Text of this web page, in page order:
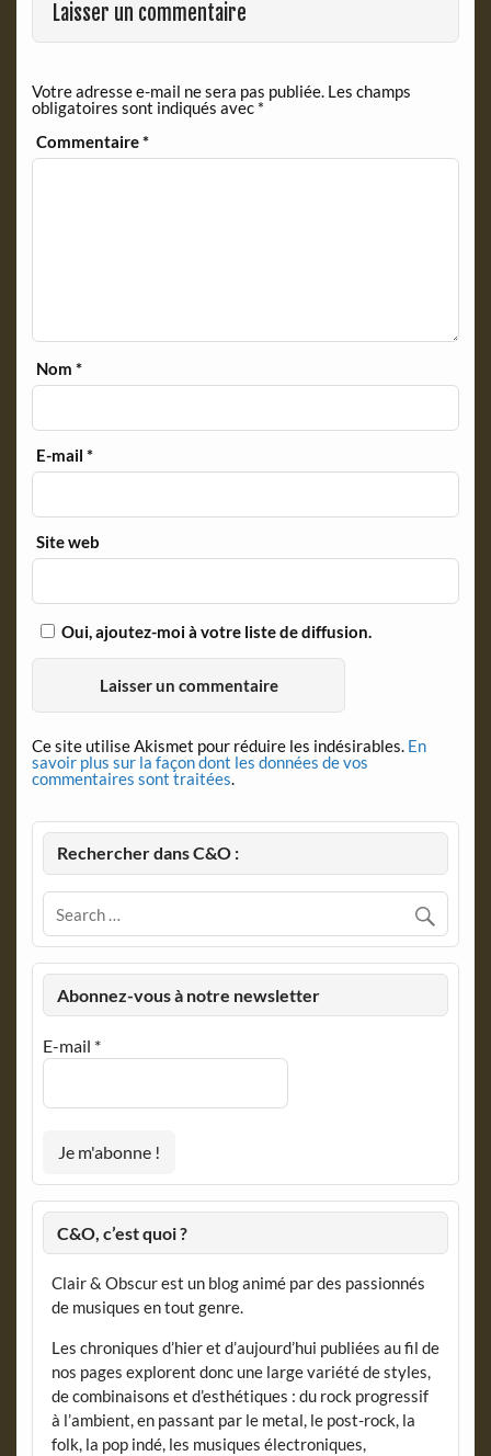
o
k
r
e
d
l
y
Laisser un commentaire
Votre adresse e-mail ne sera pas publiée. Les champs
obligatoires sont indiqués avec *
Commentaire*
Nom*
E-mail*
Site web
Oui, ajoutez-moi à votre liste de diffusion.
Ce site utilise Akismet pour réduire les indésirables. En
savoir plus sur la façon dont les données de vos
commentaires sont traitées.
Rechercher dans C&O :
Abonnez-vous à notre newsletter
E-mail *
C&O, c’est quoi ?
Clair & Obscur est un blog animé par des passionnés
de musiques en tout genre.
Les chroniques d’hier et d’aujourd’hui publiées au fil de
nos pages explorent donc une large variété de styles,
de combinaisons et d’esthétiques : du rock progressif
à l’ambient, en passant par le metal, le post-rock, la
folk, la pop indé, les musiques électroniques,